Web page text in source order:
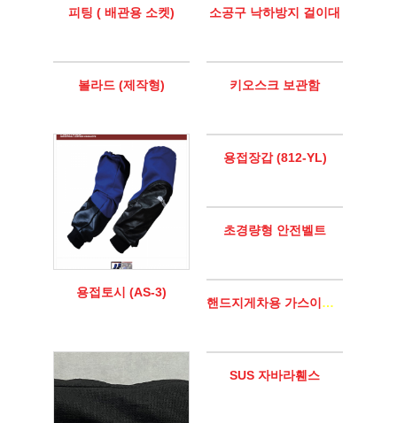
피팅 ( 배관용 소켓) 소공구 낙하방지 걸이대
볼라드 (제작형) 키오스크 보관함
용접토시 (AS-3)
용접장갑 (812-YL)
초경량형 안전벨트
핸드지게차용 가스이동대차
SUS 자바라휀스